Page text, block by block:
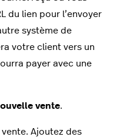
du lien pour l’envoyer
système de
votre client vers un
payer avec une
vente.
Ajoutez des